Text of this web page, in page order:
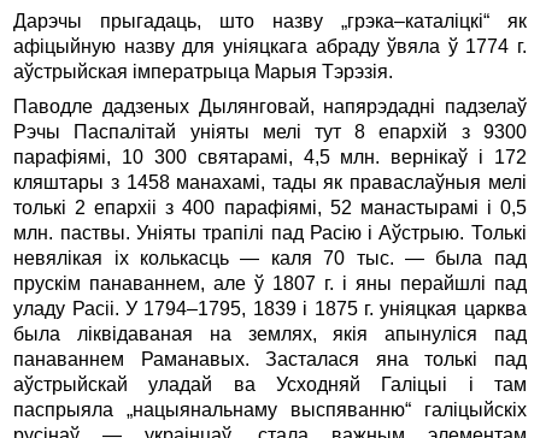
Дарэчы прыгадаць, што назву „грэка–каталіцкі“ як
афіцыйную назву для уніяцкага абраду ўвяла ў 1774 г.
аўстрыйская імператрыца Марыя Тэрэзія.
Паводле дадзеных Дылянговай, напярэдадні падзелаў
Рэчы Паспалітай уніяты мелі тут 8 епархій з 9300
парафіямі, 10 300 святарамі, 4,5 млн. вернікаў і 172
кляштары з 1458 манахамі, тады як праваслаўныя мелі
толькі 2 епархіі з 400 парафіямі, 52 манастырамі і 0,5
млн. паствы. Уніяты трапілі пад Расію і Аўстрыю. Толькі
невялікая іх колькасць — каля 70 тыс. — была пад
прускім панаваннем, але ў 1807 г. і яны перайшлі пад
уладу Расіі. У 1794–1795, 1839 і 1875 г. уніяцкая царква
была ліквідаваная на землях, якія апынуліся пад
панаваннем Раманавых. Засталася яна толькі пад
аўстрыйскай уладай ва Усходняй Галіцыі і там
паспрыяла „нацыянальнаму выспяванню“ галіцыйскіх